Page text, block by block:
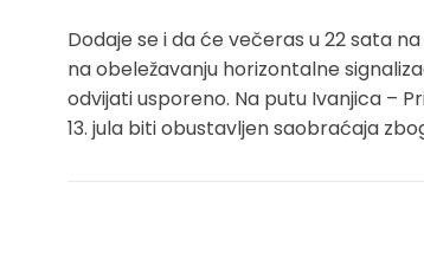
Dodaje se i da će večeras u 22 sata
na obeležavanju horizontalne
odvijati usporeno. Na putu Ivanjica –
13. jula biti obustavljen saobraćaja